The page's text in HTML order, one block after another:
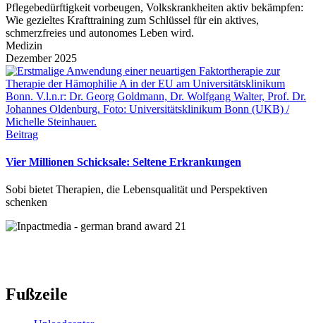
Pflegebedürftigkeit vorbeugen, Volkskrankheiten aktiv bekämpfen:
Wie gezieltes Krafttraining zum Schlüssel für ein aktives,
schmerzfreies und autonomes Leben wird.
Medizin
Dezember 2025
Beitrag
Vier Millionen Schicksale: Seltene Erkrankungen
Sobi bietet Therapien, die Lebensqualität und Perspektiven
schenken
Fußzeile